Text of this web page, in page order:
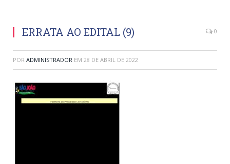
ERRATA AO EDITAL (9) 0
POR ADMINISTRADOR EM 28 DE ABRIL DE 2022